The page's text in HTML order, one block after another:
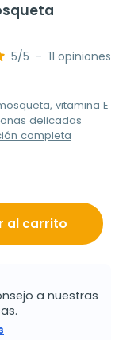
5/5 - 11 opiniones
vitamina E
delicadas
completa
al carrito
a nuestras